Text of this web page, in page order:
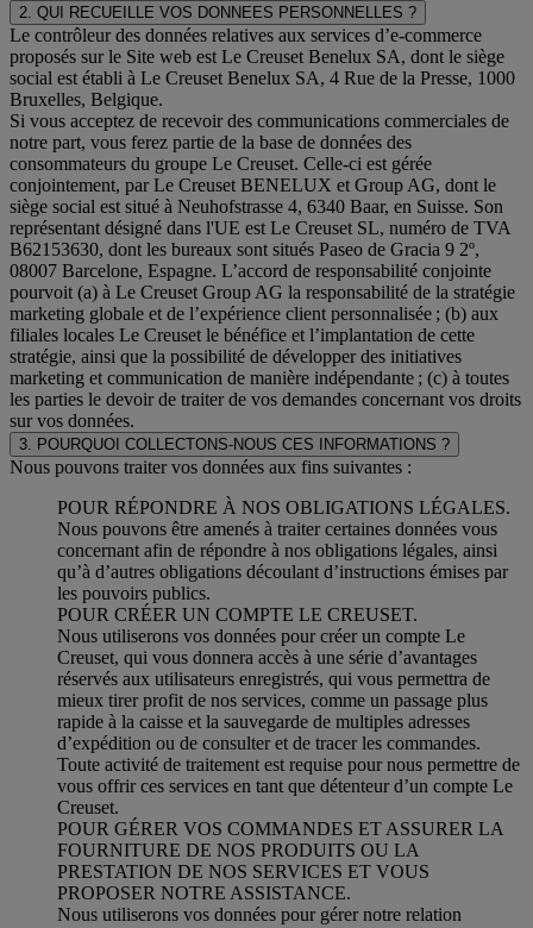
2. QUI RECUEILLE VOS DONNEES PERSONNELLES ?
Le contrôleur des données relatives aux services d’e-commerce
proposés sur le Site web est Le Creuset Benelux SA, dont le siège
social est établi à Le Creuset Benelux SA, 4 Rue de la Presse, 1000
Bruxelles, Belgique.
Si vous acceptez de recevoir des communications commerciales de
notre part, vous ferez partie de la base de données des
consommateurs du groupe Le Creuset. Celle-ci est gérée
conjointement, par Le Creuset BENELUX et Group AG, dont le
siège social est situé à Neuhofstrasse 4, 6340 Baar, en Suisse. Son
représentant désigné dans l'UE est Le Creuset SL, numéro de TVA
B62153630, dont les bureaux sont situés Paseo de Gracia 9 2º,
08007 Barcelone, Espagne. L’accord de responsabilité conjointe
pourvoit (a) à Le Creuset Group AG la responsabilité de la stratégie
marketing globale et de l’expérience client personnalisée ; (b) aux
filiales locales Le Creuset le bénéfice et l’implantation de cette
stratégie, ainsi que la possibilité de développer des initiatives
marketing et communication de manière indépendante ; (c) à toutes
les parties le devoir de traiter de vos demandes concernant vos droits
sur vos données.
3. POURQUOI COLLECTONS-NOUS CES INFORMATIONS ?
Nous pouvons traiter vos données aux fins suivantes :
POUR RÉPONDRE À NOS OBLIGATIONS LÉGALES.
Nous pouvons être amenés à traiter certaines données vous
concernant afin de répondre à nos obligations légales, ainsi
qu’à d’autres obligations découlant d’instructions émises par
les pouvoirs publics.
POUR CRÉER UN COMPTE LE CREUSET.
Nous utiliserons vos données pour créer un compte Le
Creuset, qui vous donnera accès à une série d’avantages
réservés aux utilisateurs enregistrés, qui vous permettra de
mieux tirer profit de nos services, comme un passage plus
rapide à la caisse et la sauvegarde de multiples adresses
d’expédition ou de consulter et de tracer les commandes.
Toute activité de traitement est requise pour nous permettre de
vous offrir ces services en tant que détenteur d’un compte Le
Creuset.
POUR GÉRER VOS COMMANDES ET ASSURER LA
FOURNITURE DE NOS PRODUITS OU LA
PRESTATION DE NOS SERVICES ET VOUS
PROPOSER NOTRE ASSISTANCE.
Nous utiliserons vos données pour gérer notre relation